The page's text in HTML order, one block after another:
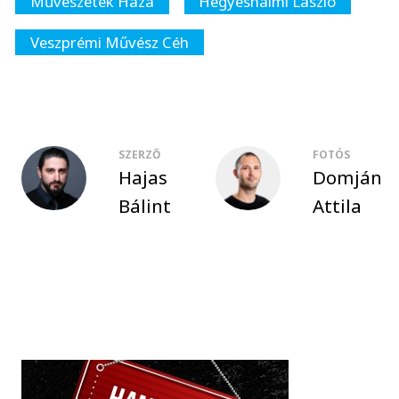
Veszprémi Művész Céh
SZERZŐ
Hajas
Bálint
FOTÓS
Domján
Attila